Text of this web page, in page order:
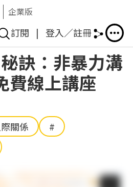
企業版
訂閱 | 登入／註冊
秘訣：非暴力溝
費線上講座
關係
#